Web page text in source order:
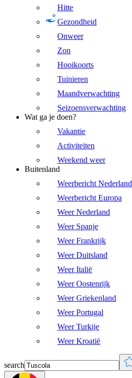
Hitte
Gezondheid
Onweer
Zon
Hooikoorts
Tuinieren
Maandverwachting
Seizoensverwachting
Wat ga je doen?
Vakantie
Activiteiten
Weekend weer
Buitenland
Weerbericht Nederland
Weerbericht Europa
Weer Nederland
Weer Spanje
Weer Frankrijk
Weer Duitsland
Weer Italië
Weer Oostenrijk
Weer Griekenland
Weer Portugal
Weer Turkije
Weer Kroatië
search